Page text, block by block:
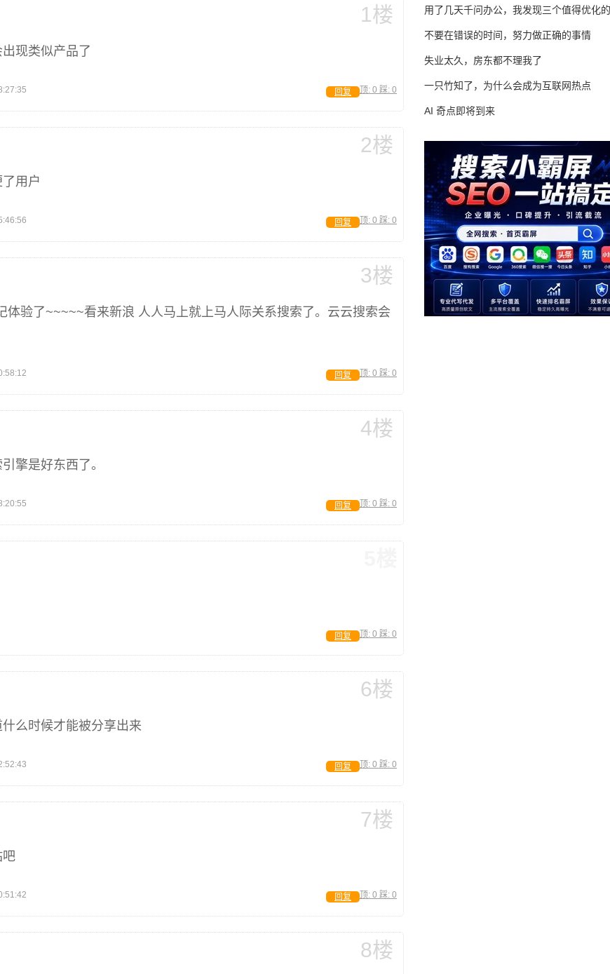
1楼
现类似产品了
顶: 0 踩: 0
回复
2楼
用户
顶: 0 踩: 0
回复
3楼
体验了~~~~~看来新浪 人人马上就上马人际关系搜索了。云云搜索会
顶: 0 踩: 0
回复
4楼
擎是好东西了。
顶: 0 踩: 0
回复
顶: 0 踩: 0
回复
6楼
么时候才能被分享出来
顶: 0 踩: 0
回复
7楼
吧
顶: 0 踩: 0
回复
8楼
用了几天千问办公，我发现三个值得优化
不要在错误的时间，努力做正确的事情
失业太久，房东都不理我了
一只竹知了，为什么会成为互联网热点
AI 奇点即将到来